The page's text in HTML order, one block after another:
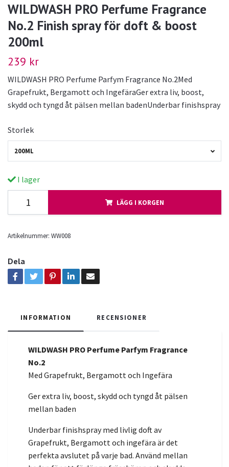
WILDWASH PRO Perfume Fragrance
No.2 Finish spray för doft & boost
200ml
239 kr
WILDWASH PRO Perfume Parfym Fragrance No.2Med
Grapefrukt, Bergamott och IngefäraGer extra liv, boost,
skydd och tyngd åt pälsen mellan badenUnderbar finishspray
Storlek
200ML
I lager
LÄGG I KORGEN
Artikelnummer: WW008
Dela
INFORMATION RECENSIONER
WILDWASH PRO Perfume Parfym Fragrance
No.2
Med Grapefrukt, Bergamott och Ingefära
Ger extra liv, boost, skydd och tyngd åt pälsen
mellan baden
Underbar finishspray med livlig doft av
Grapefrukt, Bergamott och ingefära är det
perfekta avslutet på varje bad. Använd mellan